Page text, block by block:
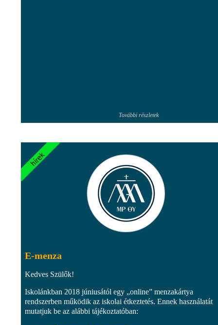
További részletek
E-menza
Kedves Szülők!
Iskolánkban 2018 júniusától egy „online” menzakártya
rendszerben működik az iskolai étkeztetés. Ennek használatát
mutatjuk be az alábbi tájékoztatóban: